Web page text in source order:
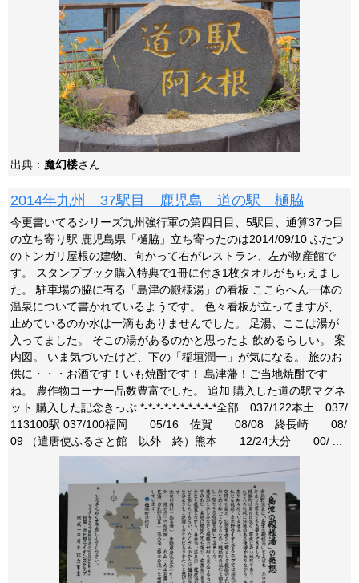
出典： 魔幻楼さん
2014年九州 37駅目 鹿児島 道の駅 樋脇
今更書いてるシリーズ九州強行軍の第四日目、5駅目、通算37つ目
の立ち寄り駅 鹿児島県「樋脇」立ち寄ったのは2014/09/10 ふたつ
のトンガリ屋根の建物、向かって右がレストラン、左が物産館で
す。 スタンプブック購入特典で1冊に付き1枚タオルがもらえまし
た。 駐車場の脇に有る「島津の殿様湯」の看板 ここらへん一体の
温泉について書かれているようです。 色々看板が立ってますが、
止めているのか水は一滴もありませんでした。 足湯、ここは湯が
入ってました。 そこの湯があるのかと思ったよ 飲めるらしい。 案
内図。 いま気づいたけど、下の「稲垣潤一」が気になる。 旅のお
供に・・・お酒です！いも焼酎です！ 島津藩！ご当地焼酎です
ね。 農作物コーナー品数豊富でした。 追加 購入した道の駅マグネ
ット 購入した記念きっぷ *-*-*-*-*-*-*-*-*-*全部 037/122本土 037/
113100駅 037/100福岡 05/16 佐賀 08/08 終長崎 08/
09 （遣唐使ふるさと館 以外 終）熊本 12/24大分 00/ ...